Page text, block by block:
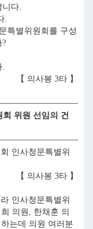
니다.
.
특별위원회를 구성
?
.
【 의사봉 3타 】
위원 선임의 건
인사청문특별위
【 의사봉 3타 】
인사청문특별위
의원, 한채훈 의
는데 의원 여러분